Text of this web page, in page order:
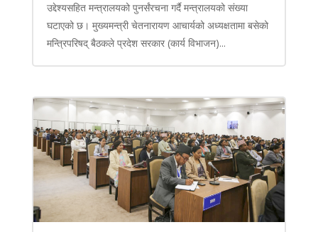
उद्देश्यसहित मन्त्रालयको पुनर्संरचना गर्दै मन्त्रालयको संख्या
घटाएको छ। मुख्यमन्त्री चेतनारायण आचार्यको अध्यक्षतामा बसेको
मन्त्रिपरिषद् बैठकले प्रदेश सरकार (कार्य विभाजन)...